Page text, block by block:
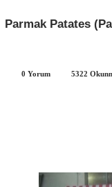
Parmak Patates
0 Yorum 5322